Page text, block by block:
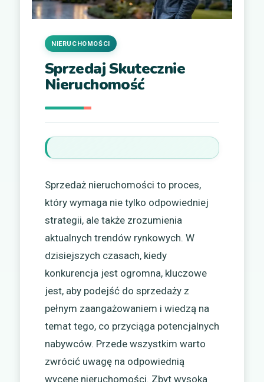
Sprzedaj Skutecznie
Nieruchomość
NIERUCHOMOŚCI
Sprzedaż nieruchomości to proces,
który wymaga nie tylko odpowiedniej
strategii, ale także zrozumienia
aktualnych trendów rynkowych. W
dzisiejszych czasach, kiedy
konkurencja jest ogromna, kluczowe
jest, aby podejść do sprzedaży z
pełnym zaangażowaniem i wiedzą na
temat tego, co przyciąga potencjalnych
nabywców. Przede wszystkim warto
zwrócić uwagę na odpowiednią
wycenę nieruchomości. Zbyt wysoka